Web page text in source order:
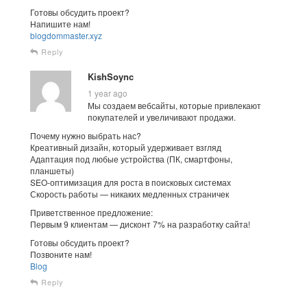
Готовы обсудить проект?
Напишите нам!
blogdommaster.xyz
Reply
KishSoync
1 year ago
Мы создаем вебсайты, которые привлекают
покупателей и увеличивают продажи.
Почему нужно выбрать нас?
Креативный дизайн, который удерживает взгляд
Адаптация под любые устройства (ПК, смартфоны,
планшеты)
SEO-оптимизация для роста в поисковых системах
Скорость работы — никаких медленных страничек
Приветственное предложение:
Первым 9 клиентам — дисконт 7% на разработку сайта!
Готовы обсудить проект?
Позвоните нам!
Blog
Reply